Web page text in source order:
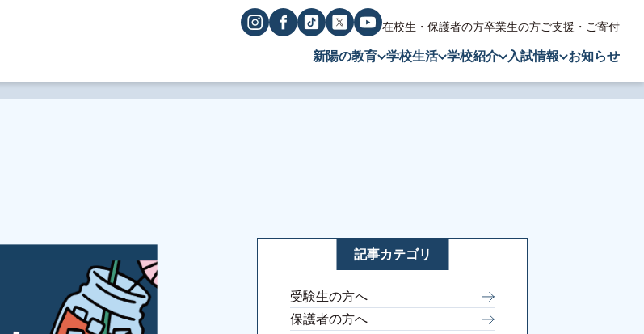
在校生・保護者の方卒業生の方ご支援・ご寄付
新陽の教育 学校生活 学校紹介 入試情報 お知らせ
記事カテゴリ
受験生の方へ
保護者の方へ